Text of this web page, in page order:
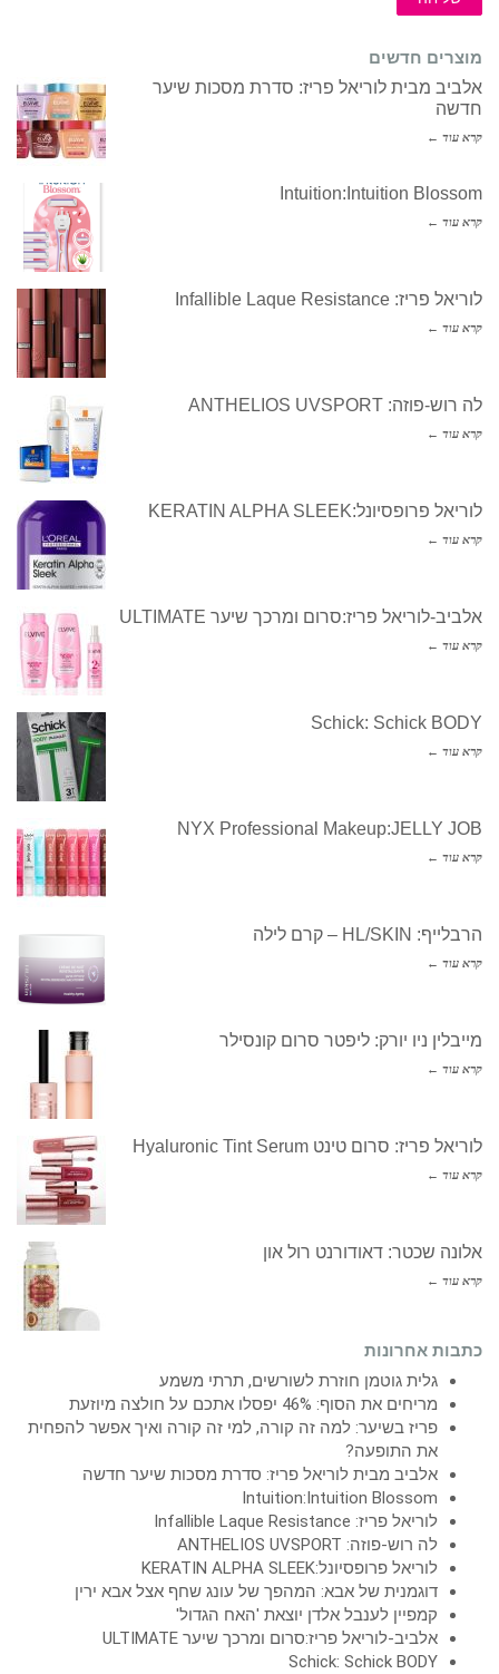
מוצרים חדשים
אלביב מבית לוריאל פריז: סדרת מסכות שיער
חדשה
קרא עוד ←
Intuition:Intuition Blossom
קרא עוד ←
לוריאל פריז: Infallible Laque Resistance
קרא עוד ←
לה רוש-פוזה: ANTHELIOS UVSPORT
קרא עוד ←
לוריאל פרופסיונל:KERATIN ALPHA SLEEK
קרא עוד ←
אלביב-לוריאל פריז:סרום ומרכך שיער ULTIMATE
קרא עוד ←
Schick: Schick BODY
קרא עוד ←
NYX Professional Makeup:JELLY JOB
קרא עוד ←
הרבלייף: HL/SKIN – קרם לילה
קרא עוד ←
מייבלין ניו יורק: ליפטר סרום קונסילר
קרא עוד ←
לוריאל פריז: סרום טינט Hyaluronic Tint Serum
קרא עוד ←
אלונה שכטר: דאודורנט רול און
קרא עוד ←
כתבות אחרונות
גלית גוטמן חוזרת לשורשים, תרתי משמע
מריחים את הסוף: 46% יפסלו אתכם על חולצה מיוזעת
פריז בשיער: למה זה קורה, למי זה קורה ואיך אפשר להפחית
את התופעה?
אלביב מבית לוריאל פריז: סדרת מסכות שיער חדשה
Intuition:Intuition Blossom
לוריאל פריז: Infallible Laque Resistance
לה רוש-פוזה: ANTHELIOS UVSPORT
לוריאל פרופסיונל:KERATIN ALPHA SLEEK
דוגמנית של אבא: המהפך של עונג שחף אצל אבא ירין
קמפיין לענבל אלדן יוצאת 'האח הגדול'
אלביב-לוריאל פריז:סרום ומרכך שיער ULTIMATE
Schick: Schick BODY